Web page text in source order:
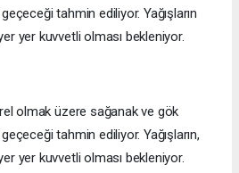
tahmin ediliyor. Yağışların
yer kuvvetli olması bekleniyor.
olmak üzere sağanak ve gök
tahmin ediliyor. Yağışların,
yer kuvvetli olması bekleniyor.